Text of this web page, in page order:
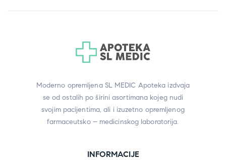
Moderno opremljena SL MEDIC Apoteka izdvaja
se od ostalih po širini asortimana kojeg nudi
svojim pacijentima, ali i izuzetno opremljenog
farmaceutsko – medicinskog laboratorija.
INFORMACIJE